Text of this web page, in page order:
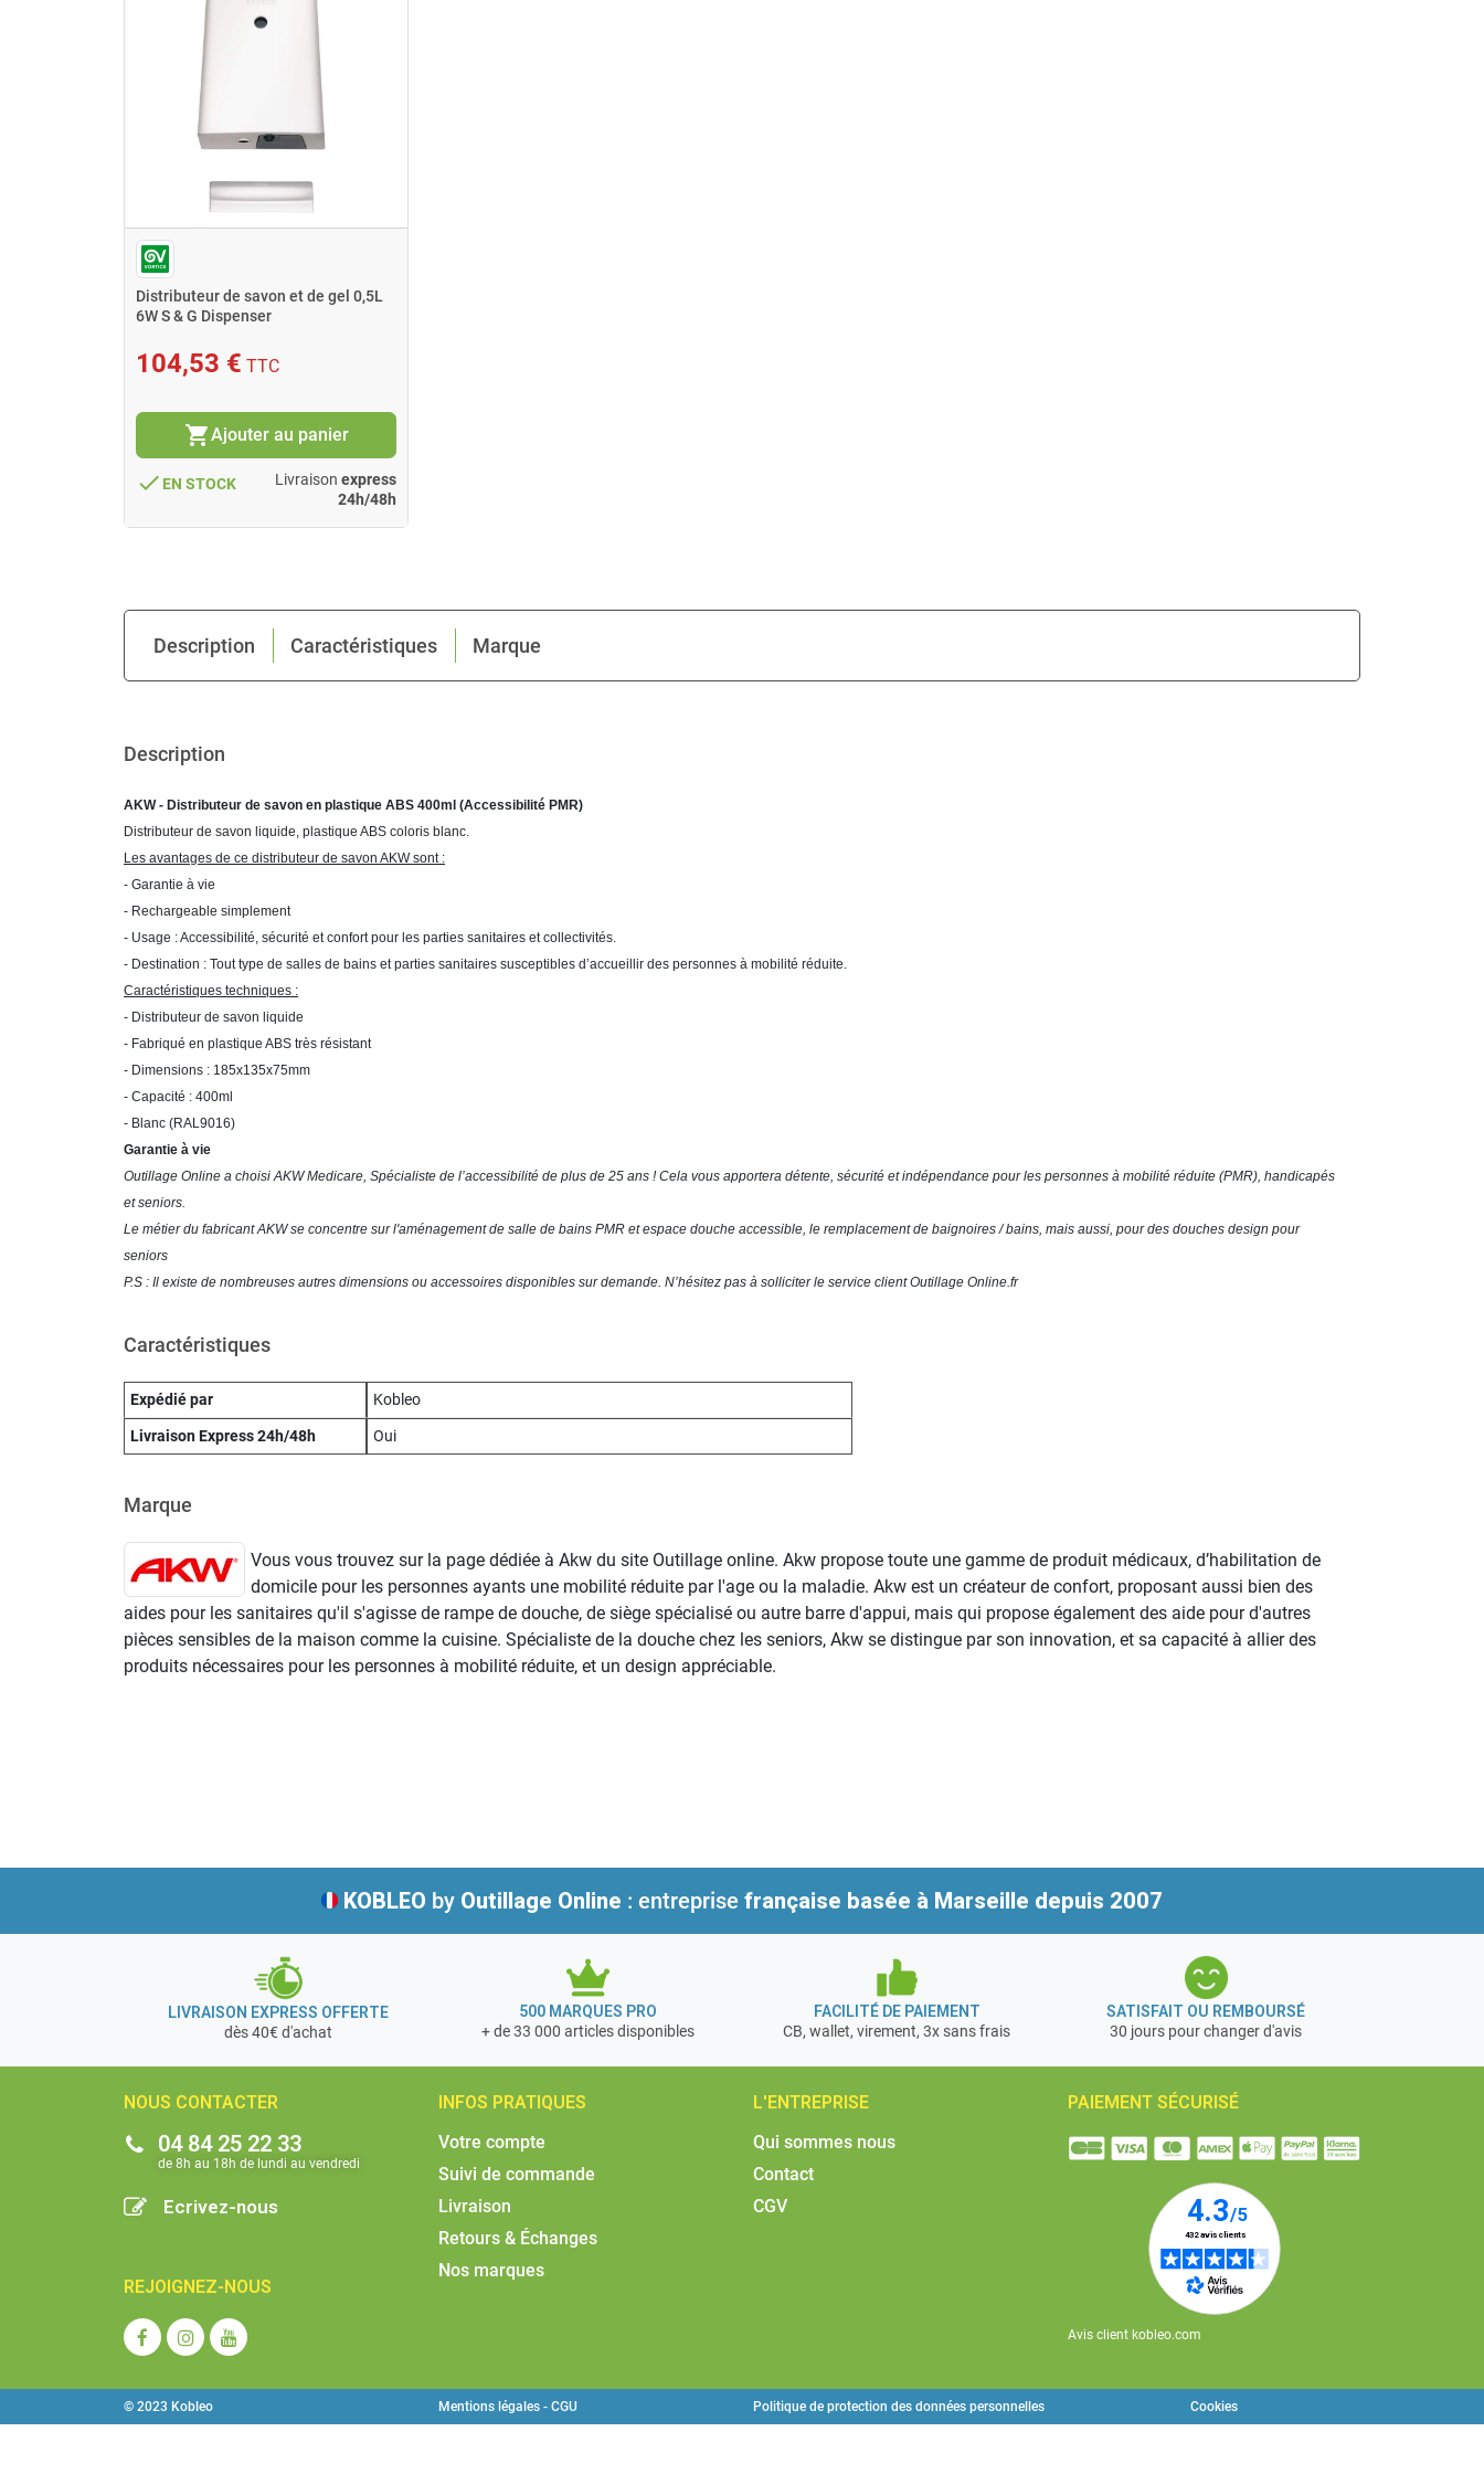
Distributeur de savon et de gel 0,5L
6W S & G Dispenser
104,53 € TTC
shopping_cartAjouter au panier
done EN STOCK Livraison express
24h/48h
Description Caractéristiques Marque
Description
AKW - Distributeur de savon en plastique ABS 400ml (Accessibilité PMR)
Distributeur de savon liquide, plastique ABS coloris blanc.
Les avantages de ce distributeur de savon AKW sont :
- Garantie à vie
- Rechargeable simplement
- Usage : Accessibilité, sécurité et confort pour les parties sanitaires et collectivités.
- Destination : Tout type de salles de bains et parties sanitaires susceptibles d’accueillir des personnes à mobilité réduite.
Caractéristiques techniques :
- Distributeur de savon liquide
- Fabriqué en plastique ABS très résistant
- Dimensions : 185x135x75mm
- Capacité : 400ml
- Blanc (RAL9016)
Garantie à vie
Outillage Online a choisi AKW Medicare, Spécialiste de l’accessibilité de plus de 25 ans ! Cela vous apportera détente, sécurité et indépendance pour les personnes à mobilité réduite (PMR), handicapés
et seniors.
Le métier du fabricant AKW se concentre sur l'aménagement de salle de bains PMR et espace douche accessible, le remplacement de baignoires / bains, mais aussi, pour des douches design pour
seniors
P.S : Il existe de nombreuses autres dimensions ou accessoires disponibles sur demande. N’hésitez pas à solliciter le service client Outillage Online.fr
Caractéristiques
Expédié par
Kobleo
Livraison Express 24h/48h
Oui
Marque
Vous vous trouvez sur la page dédiée à Akw du site Outillage online. Akw propose toute une gamme de produit médicaux, d’habilitation de
domicile pour les personnes ayants une mobilité réduite par l'age ou la maladie. Akw est un créateur de confort, proposant aussi bien des
aides pour les sanitaires qu'il s'agisse de rampe de douche, de siège spécialisé ou autre barre d'appui, mais qui propose également des aide pour d'autres
pièces sensibles de la maison comme la cuisine. Spécialiste de la douche chez les seniors, Akw se distingue par son innovation, et sa capacité à allier des
produits nécessaires pour les personnes à mobilité réduite, et un design appréciable.
KOBLEO by Outillage Online : entreprise française basée à Marseille depuis 2007
LIVRAISON EXPRESS OFFERTE
dès 40€ d'achat
500 MARQUES PRO
+ de 33 000 articles disponibles
FACILITÉ DE PAIEMENT
CB, wallet, virement, 3x sans frais
SATISFAIT OU REMBOURSÉ
30 jours pour changer d'avis
NOUS CONTACTER
04 84 25 22 33
de 8h au 18h de lundi au vendredi​
Ecrivez-nous
REJOIGNEZ-NOUS
INFOS PRATIQUES
Votre compte
Suivi de commande
Livraison
Retours & Échanges
Nos marques
L'ENTREPRISE
Qui sommes nous
Contact
CGV
PAIEMENT SÉCURISÉ
Avis client kobleo.com
© 2023 Kobleo Mentions légales - CGU Politique de protection des données personnelles Cookies